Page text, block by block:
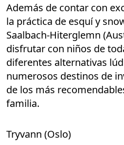
Además de contar con
la práctica de esquí y
Saalbach-Hiterglemn
disfrutar con niños de
diferentes alternativas
numerosos destinos de
de los más
familia.
Tryvann (Oslo)